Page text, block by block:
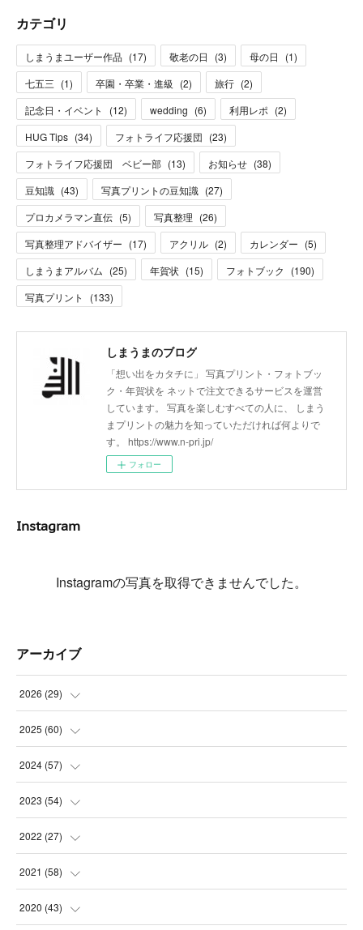
カテゴリ
しまうまユーザー作品 (17) 敬老の日 (3) 母の日 (1)
七五三 (1) 卒園・卒業・進級 (2) 旅行 (2)
記念日・イベント
(12) wedding (6) 利用レポ (2)
HUG Tips (34) フォトライフ応援団 (23)
フォトライフ応援団 ベビー部 (13) お知らせ (38)
豆知識 (43) 写真プリントの豆知識 (27)
プロカメラマン直伝 (5) 写真整理 (26)
写真整理アドバイザー (17) アクリル (2) カレンダー (5)
しまうまアルバム (25) 年賀状 (15) フォトブック (190)
写真プリント
(133)
しまうまのブログ
「想い出をカタチに」 写真プリント・フォトブッ
ク・年賀状を ネットで注文できるサービスを運営
しています。 写真を楽しむすべての人に、 しまう
まプリントの魅力を知っていただければ何よりで
す。 https://www.n-pri.jp/
フォロー
Instagram
Instagramの写真を取得できませんでした。
アーカイブ
2026 (29)
(5
(3
(7
(6
2025 (60)
(3
(3
(3
(2
2024 (57)
(4
(5
(2
(6
2023 (54)
(6
(8
(9
2022 (27)
(1
(3
2021 (58)
(1
2020 (43)